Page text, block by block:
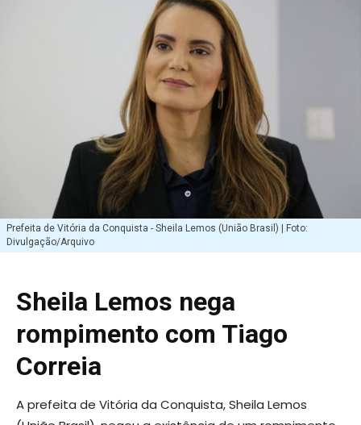
Prefeita de Vitória da Conquista - Sheila Lemos (União Brasil) | Foto:
Divulgação/Arquivo
Sheila Lemos nega
rompimento com Tiago
Correia
A prefeita de Vitória da Conquista, Sheila Lemos